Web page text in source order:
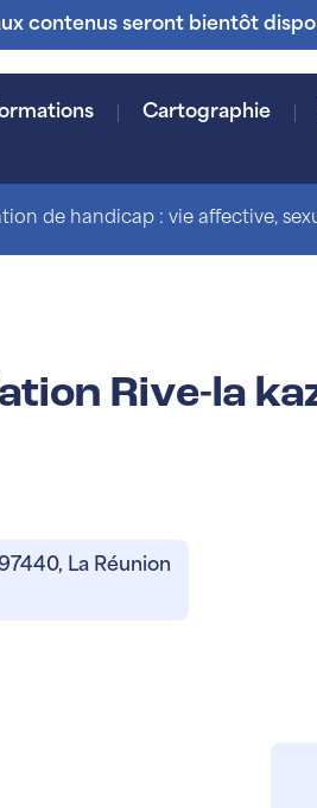
contenus seront bientôt
Cartographie
de handicap : vie affective,
Rive-la
La Réunion